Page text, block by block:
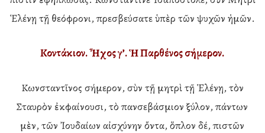
Ἑλένῃ τῇ θεόφρονι, πρεσβεύσατε ὑπὲρ τῶν ψυχῶν ἡμῶν.
Κοντάκιον. Ἦχος γ’. Ἡ Παρθένος σήμερον.
Κωνσταντῖνος σήμερον, σὺν τῇ μητρὶ τῇ Ἑλένῃ, τὸν
Σταυρὸν ἐκφαίνουσι, τὸ πανσεβάσμιον ξύλον, πάντων
μὲν, τῶν Ἰουδαίων αἰσχύνην ὄντα, ὅπλον δέ, πιστῶν